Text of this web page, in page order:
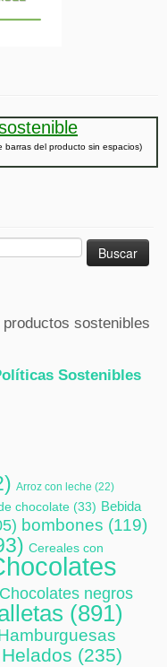
barras del producto sin espacios)
sostenibles
Sostenibles
Arroz con leche (22)
chocolate (33) Bebida
bombones (119)
Cereales con
Chocolates negros
(891)
Helados (235)